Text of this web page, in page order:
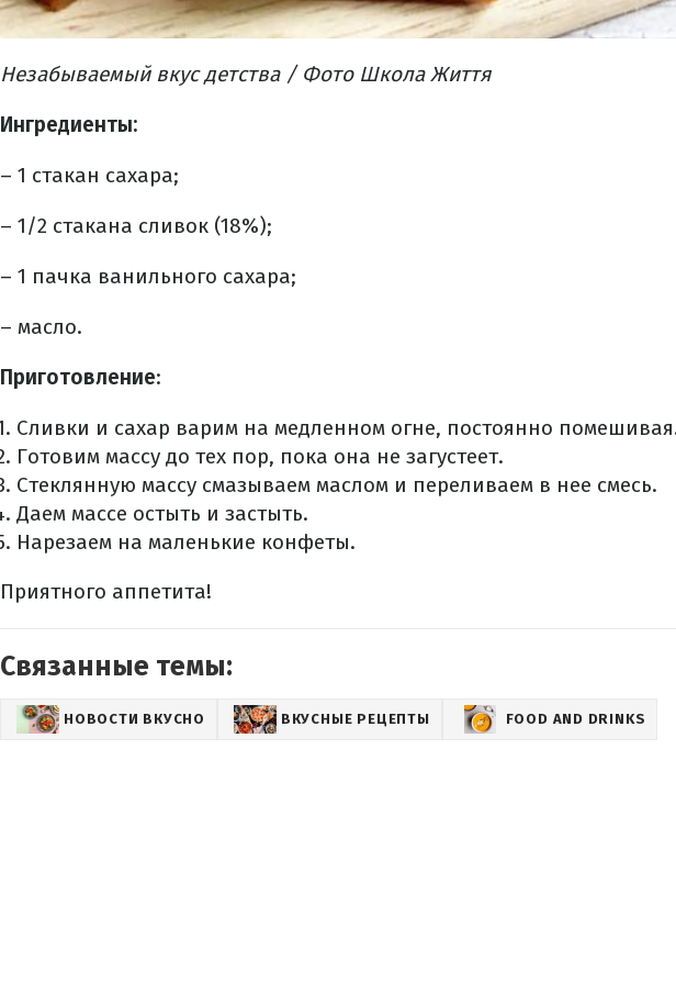
Незабываемый вкус детства/ Фото Школа Життя
Ингредиенты:
– 1 стакан сахара;
– 1/2 стакана сливок (18%);
– 1 пачка ванильного сахара;
– масло.
Приготовление:
Сливки и сахар варим на медленном огне, постоянно
Готовим массу до тех пор, пока она не загустеет.
Стеклянную массу смазываем маслом и переливаем в нее смесь.
Даем массе остыть и застыть.
Нарезаем на маленькие конфеты.
Приятного аппетита!
Связанные темы:
НОВОСТИ ВКУСНО ВКУСНЫЕ РЕЦЕПТЫ FOOD AND DRINKS